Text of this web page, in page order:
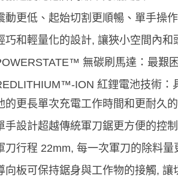
動更低、起始切割更順暢、單手操作
巧和輕量化的設計, 讓狹小空間內和
無碳刷馬達：最艱
ION 紅鋰電池技術：
的更長單次充電工作時間和更耐久
手設計超越傳統軍刀鋸更方便的控
刀行程 22mm, 每一次軍刀的除料量
向板可保持鋸身與工作物的接觸, 讓